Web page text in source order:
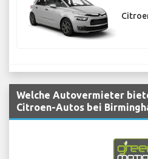
Welche Autovermieter
Citroen-Autos bei